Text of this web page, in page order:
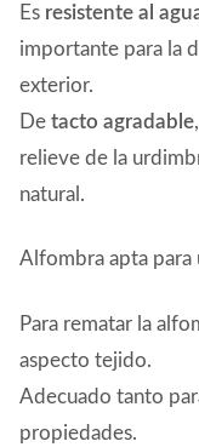
Es resistente al
importante para la
exterior.
De tacto agradable
relieve de la
natural.
Alfombra apta para
Para rematar la
aspecto tejido.
Adecuado tanto
propiedades.